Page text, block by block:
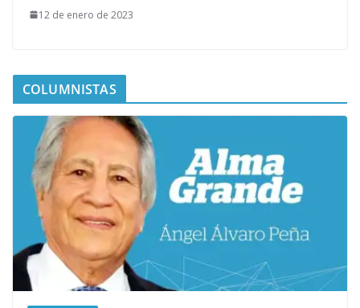
12 de enero de 2023
COLUMNISTAS